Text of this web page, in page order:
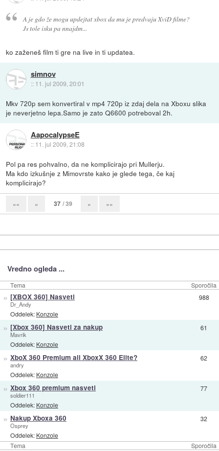
A je gdo že mogu updejtat xbox da mu je predvaju XviD filme?
Js tole isku pa nnajdm...
ko zaženeš film ti gre na live in ti updatea.
simnov
:: 11. jul 2009, 20:01
Mkv 720p sem konvertiral v mp4 720p iz zdaj dela na Xboxu slika
je neverjetno lepa.Samo je zato Q6600 potreboval 2h.
AapocalypseE
:: 11. jul 2009, 21:08
Pol pa res pohvalno, da ne komplicirajo pri Mullerju.
Ma kdo izkušnje z Mimovrste kako je glede tega, če kaj
komplicirajo?
«« « 37 / 39 » »»
Vredno ogleda ...
Tema Sporočila
Tema Sporočila
» [XBOX 360] Nasveti
Dr_Andy
Oddelek: Konzole
988
» [Xbox 360] Nasveti za nakup
Mavrik
Oddelek: Konzole
61
» XboX 360 Premium ali XboxX 360 Elite?
andry
Oddelek: Konzole
62
» Xbox 360 premium nasveti
soldier111
Oddelek: Konzole
77
» Nakup Xboxa 360
Osprey
Oddelek: Konzole
32